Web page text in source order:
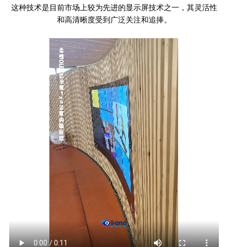
这种技术是目前市场上较为先进的显示屏技术之一，其灵活性
和高清晰度受到广泛关注和追捧。